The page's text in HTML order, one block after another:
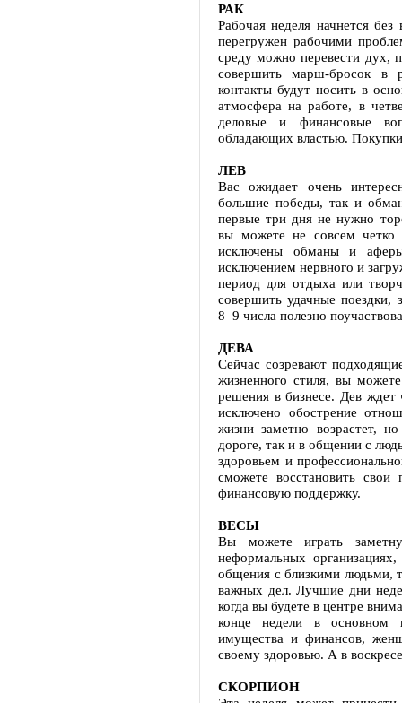
РАК
Рабочая неделя начнется без
перегружен рабочими
среду можно перевести дух,
совершить марш-бросок в
контакты будут носить в
атмосфера на работе, в
деловые и финансовые
обладающих властью.
ЛЕВ
Вас ожидает очень
большие победы, так и
первые три дня не нужно
вы можете не совсем четко
исключены обманы и
исключением нервного и
период для отдыха или
совершить удачные поездки,
8–9 числа полезно
ДЕВА
Сейчас созревают
жизненного стиля, вы
решения в бизнесе. Дев ждет
исключено обострение
жизни заметно возрастет,
дороге, так и в общении с
здоровьем и
сможете восстановить
финансовую поддержку.
ВЕСЫ
Вы можете играть
неформальных
общения с близкими людьми,
важных дел. Лучшие дни
когда вы будете в центре
конце недели в основном
имущества и финансов,
своему здоровью. А в
СКОРПИОН